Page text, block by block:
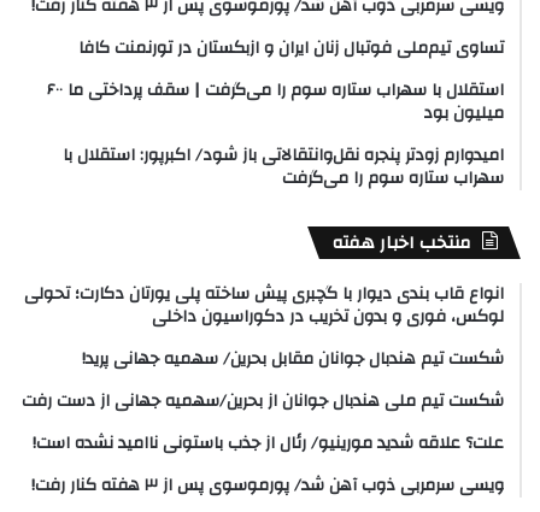
تساوی تیم‌ملی فوتبال زنان ایران و ازبکستان در تورنمنت کافا
استقلال با سهراب ستاره سوم را می‌گرفت | سقف پرداختی ما ۶۰۰
میلیون بود
امیدوارم زودتر پنجره نقل‌وانتقالاتی باز شود/ اکبرپور: استقلال با
سهراب ستاره سوم را می‌گرفت
منتخب اخبار هفته
انواع قاب بندی دیوار با گچبری پیش ساخته پلی یورتان دکارت؛ تحولی
لوکس، فوری و بدون تخریب در دکوراسیون داخلی
شکست تیم هندبال جوانان مقابل بحرین/ سهمیه جهانی پرید!
شکست تیم ملی هندبال جوانان از بحرین/سهمیه جهانی از دست رفت
علت؟ علاقه شدید مورینیو/ رئال از جذب باستونی ناامید نشده است!
ویسی سرمربی ذوب آهن شد/ پورموسوی پس از ۳ هفته کنار رفت!